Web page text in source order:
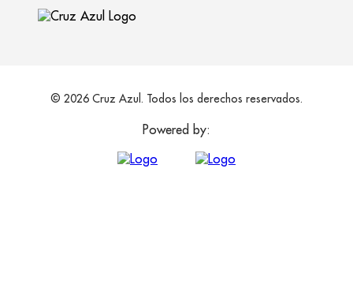
© 2026 Cruz Azul. Todos los derechos reservados.
Powered by: